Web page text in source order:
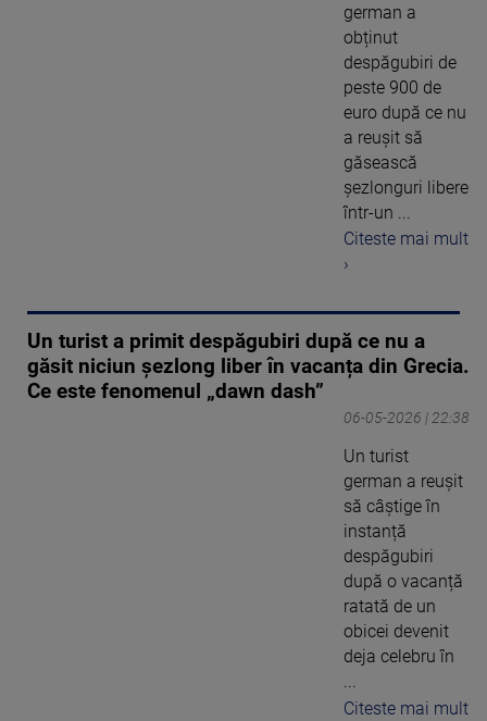
german a
obținut
despăgubiri de
peste 900 de
euro după ce nu
a reușit să
găsească
șezlonguri libere
într-un ...
Citeste mai mult
›
Un turist a primit despăgubiri după ce nu a
găsit niciun șezlong liber în vacanța din Grecia.
Ce este fenomenul „dawn dash”
06-05-2026 | 22:38
Un turist
german a reușit
să câștige în
instanță
despăgubiri
după o vacanță
ratată de un
obicei devenit
deja celebru în
...
Citeste mai mult